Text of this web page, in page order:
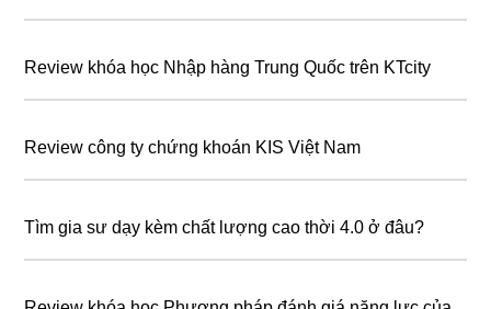
Review khóa học Nhập hàng Trung Quốc trên KTcity
Review công ty chứng khoán KIS Việt Nam
Tìm gia sư dạy kèm chất lượng cao thời 4.0 ở đâu?